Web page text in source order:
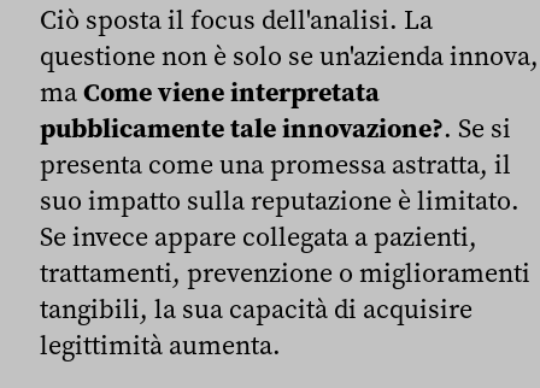
Ciò sposta il focus dell'analisi. La
questione non è solo se un'azienda innova,
maCome viene interpretata
pubblicamente tale innovazione?. Se si
presenta come una promessa astratta, il
suo impatto sulla reputazione è limitato.
Se invece appare collegata a pazienti,
trattamenti, prevenzione o miglioramenti
tangibili, la sua capacità di acquisire
legittimità aumenta.